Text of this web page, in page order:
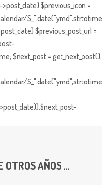
$previous_icon =
$previous_post_url =
$next_post = get_next_post();
AÑOS ...